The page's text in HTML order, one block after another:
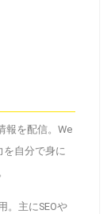
報を配信。We
を自分で身に
。主にSEOや